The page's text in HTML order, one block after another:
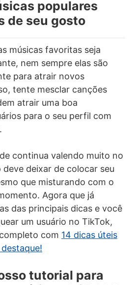
populares
de seu gosto
músicas favoritas seja
nem sempre elas são
para atrair novos
tente mesclar canções
atrair uma boa
para o seu perfil com
continua valendo muito no
deixar de colocar seu
que misturando com o
Agora que já
das principais dicas e você
um usuário no TikTok,
com 14 dicas úteis
tutorial para